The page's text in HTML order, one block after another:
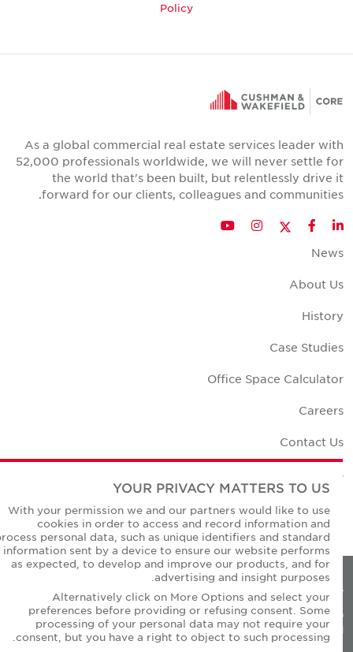
Policy
As a global commercial real estate services leader with
52,000 professionals worldwide, we will never settle for
the world that's been built, but relentlessly drive it
forward for our clients, colleagues and communities.
LinkedIn
Facebook
Twitter
Instagram
YouTube
News
About Us
History
Case Studies
Office Space Calculator
Careers
Contact Us
Office Locations
Corporate Social Responsibility
Privacy Policies
© Copyright Cushman & Wakefield Core 2026.
All Rights Reserved.
YOUR PRIVACY MATTERS TO US
With your permission we and our partners would like to use
cookies in order to access and record information and
process personal data, such as unique identifiers and standard
information sent by a device to ensure our website performs
as expected, to develop and improve our products, and for
advertising and insight purposes.
Alternatively click on More Options and select your
preferences before providing or refusing consent. Some
processing of your personal data may not require your
consent, but you have a right to object to such processing.